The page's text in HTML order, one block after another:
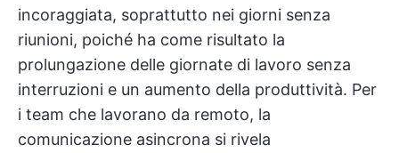
incoraggiata, soprattutto nei giorni senza
riunioni, poiché ha come risultato la
prolungazione delle giornate di lavoro senza
interruzioni e un aumento della produttività. Per
i team che lavorano da remoto, la
comunicazione asincrona si rivela